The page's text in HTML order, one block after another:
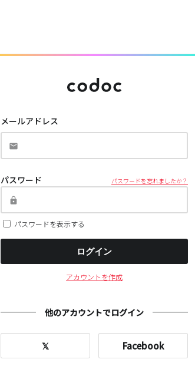
メールアドレス
パスワード パスワードを忘れましたか？
パスワードを表示する
ログイン
アカウントを作成
他のアカウントでログイン
𝕏 Facebook